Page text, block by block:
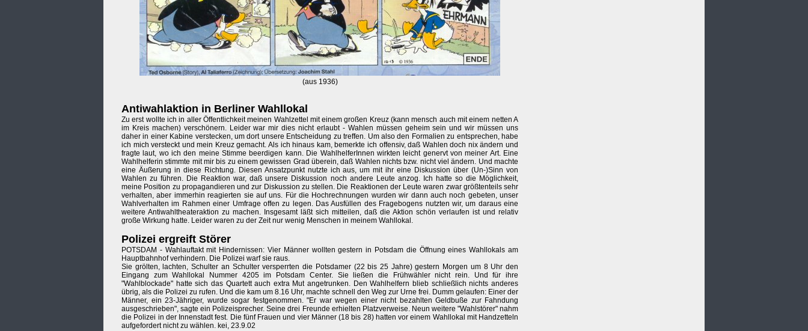
(aus 1936)
Antiwahlaktion in Berliner Wahllokal
Zu erst wollte ich in aller Öffentlichkeit meinen Wahlzettel mit einem großen Kreuz (kann mensch auch mit einem netten A
im Kreis machen) verschönern. Leider war mir dies nicht erlaubt - Wahlen müssen geheim sein und wir müssen uns
daher in einer Kabine verstecken, um dort unsere Entscheidung zu treffen. Um also den Formalien zu entsprechen, habe
ich mich versteckt und mein Kreuz gemacht. Als ich hinaus kam, bemerkte ich offensiv, daß Wahlen doch nix ändern und
fragte laut, wo ich den meine Stimme beerdigen kann. Die WahlhelferInnen wirkten leicht genervt von meiner Art. Eine
Wahlhelferin stimmte mit mir bis zu einem gewissen Grad überein, daß Wahlen nichts bzw. nicht viel ändern. Und machte
eine Äußerung in diese Richtung. Diesen Ansatzpunkt nutzte ich aus, um mit ihr eine Diskussion über (Un-)Sinn von
Wahlen zu führen. Die Reaktion war, daß unsere Diskussion noch andere Leute anzog. Ich hatte so die Möglichkeit,
meine Position zu propagandieren und zur Diskussion zu stellen. Die Reaktionen der Leute waren zwar größtenteils sehr
verhalten, aber immerhin reagierten sie auf uns. Für die Hochrechnungen wurden wir dann auch noch gebeten, unser
Wahlverhalten im Rahmen einer Umfrage offen zu legen. Das Ausfüllen des Fragebogens nutzten wir, um daraus eine
weitere Antiwahltheateraktion zu machen. Insgesamt läßt sich mitteilen, daß die Aktion schön verlaufen ist und relativ
große Wirkung hatte. Leider waren zu der Zeit nur wenig Menschen in meinem Wahllokal.
Polizei ergreift Störer
POTSDAM - Wahlauftakt mit Hindernissen: Vier Männer wollten gestern in Potsdam die Öffnung eines Wahllokals am
Hauptbahnhof verhindern. Die Polizei warf sie raus.
Sie grölten, lachten, Schulter an Schulter versperrten die Potsdamer (22 bis 25 Jahre) gestern Morgen um 8 Uhr den
Eingang zum Wahllokal Nummer 4205 im Potsdam Center. Sie ließen die Frühwähler nicht rein. Und für ihre
"Wahlblockade" hatte sich das Quartett auch extra Mut angetrunken. Den Wahlhelfern blieb schließlich nichts anderes
übrig, als die Polizei zu rufen. Und die kam um 8.16 Uhr, machte schnell den Weg zur Urne frei. Dumm gelaufen: Einer der
Männer, ein 23-Jähriger, wurde sogar festgenommen. "Er war wegen einer nicht bezahlten Geldbuße zur Fahndung
ausgeschrieben", sagte ein Polizeisprecher. Seine drei Freunde erhielten Platzverweise. Neun weitere "Wahlstörer" nahm
die Polizei in der Innenstadt fest. Die fünf Frauen und vier Männer (18 bis 28) hatten vor einem Wahllokal mit Handzetteln
aufgefordert nicht zu wählen. kei, 23.9.02